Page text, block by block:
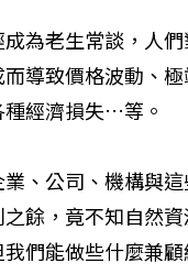
為老生常談，人
導致價格波動、
經濟損失…等。
、公司、機構與
餘，竟不知自然
們能做些什麼兼